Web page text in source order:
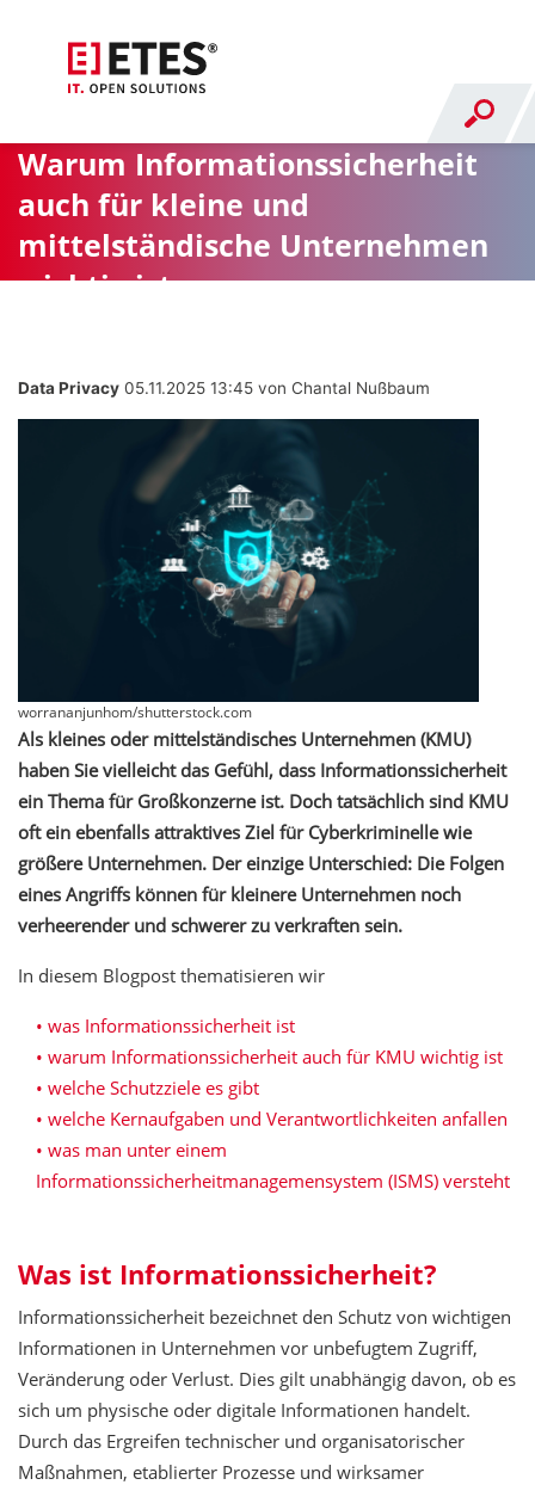
Warum Informationssicherheit
auch für kleine und
mittelständische Unternehmen
wichtig ist
Data Privacy 05.11.2025 13:45 von Chantal Nußbaum
worrananjunhom/shutterstock.com
Als kleines oder mittelständisches Unternehmen (KMU)
haben Sie vielleicht das Gefühl, dass Informationssicherheit
ein Thema für Großkonzerne ist. Doch tatsächlich sind KMU
oft ein ebenfalls attraktives Ziel für Cyberkriminelle wie
größere Unternehmen. Der einzige Unterschied: Die Folgen
eines Angriffs können für kleinere Unternehmen noch
verheerender und schwerer zu verkraften sein.
In diesem Blogpost thematisieren wir
was Informationssicherheit ist
warum Informationssicherheit auch für KMU wichtig ist
welche Schutzziele es gibt
welche Kernaufgaben und Verantwortlichkeiten anfallen
was man unter einem
Informationssicherheitmanagemensystem (ISMS) versteht
Was ist Informationssicherheit?
Informationssicherheit bezeichnet den Schutz von wichtigen
Informationen in Unternehmen vor unbefugtem Zugriff,
Veränderung oder Verlust. Dies gilt unabhängig davon, ob es
sich um physische oder digitale Informationen handelt.
Durch das Ergreifen technischer und organisatorischer
Maßnahmen, etablierter Prozesse und wirksamer